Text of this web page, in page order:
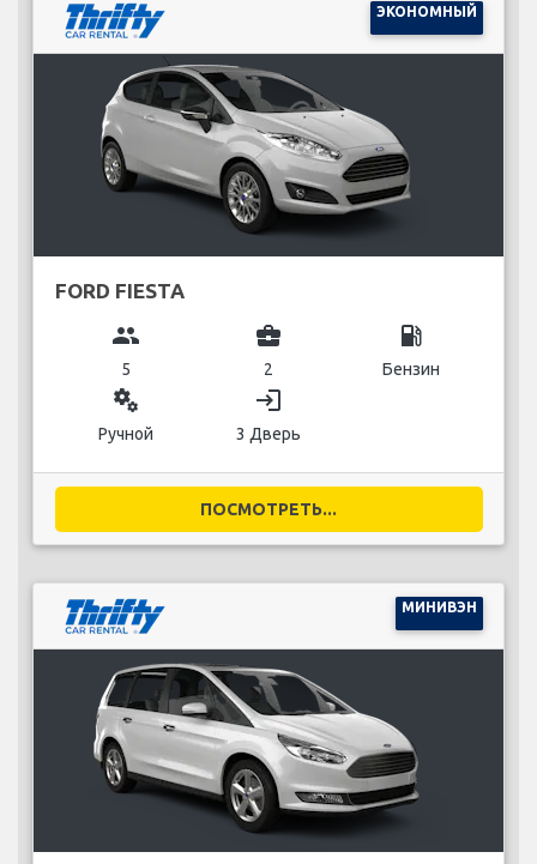
ЭКОНОМНЫЙ
FORD FIESTA
group
5
business_center
2
local_gas_station
Бензин
miscellaneous_services
Ручной
login
3 Дверь
ПОСМОТРЕТЬ...
МИНИВЭН